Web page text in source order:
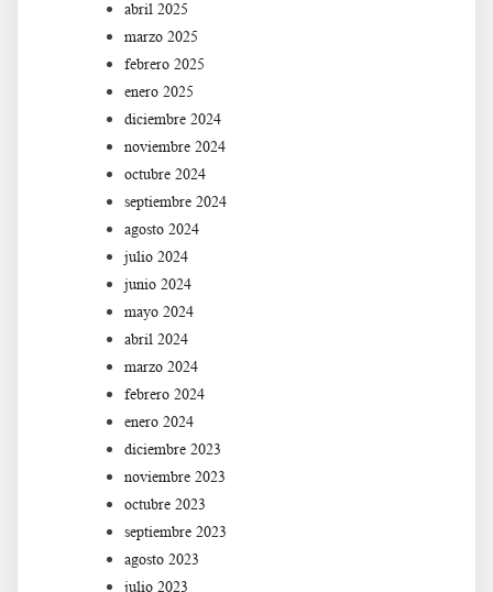
abril 2025
marzo 2025
febrero 2025
enero 2025
diciembre 2024
noviembre 2024
octubre 2024
septiembre 2024
agosto 2024
julio 2024
junio 2024
mayo 2024
abril 2024
marzo 2024
febrero 2024
enero 2024
diciembre 2023
noviembre 2023
octubre 2023
septiembre 2023
agosto 2023
julio 2023